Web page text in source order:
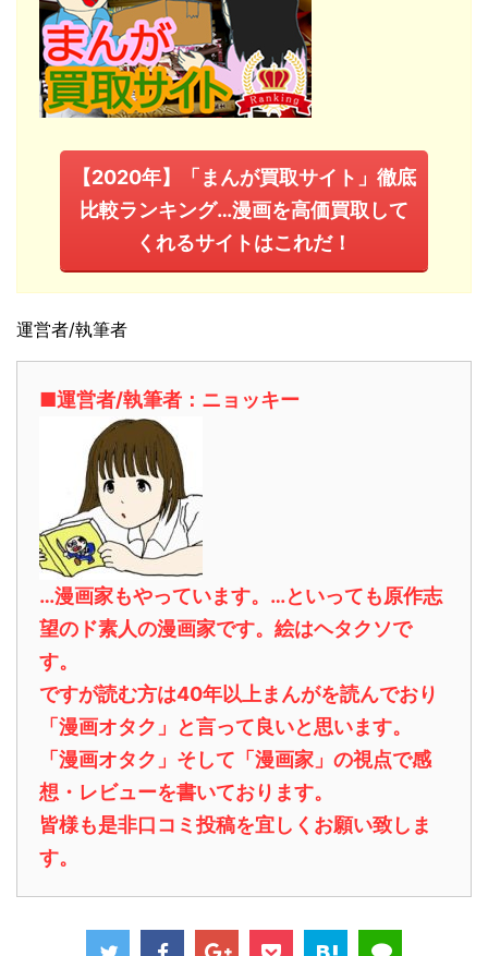
【2020年】「まんが買取サイト」徹底
比較ランキング…漫画を高価買取して
くれるサイトはこれだ！
運営者/執筆者
■運営者/執筆者：ニョッキー
…漫画家もやっています。…といっても原作志
望のド素人の漫画家です。絵はヘタクソで
す。
ですが読む方は40年以上まんがを読んでおり
「漫画オタク」と言って良いと思います。
「漫画オタク」そして「漫画家」の視点で感
想・レビューを書いております。
皆様も是非口コミ投稿を宜しくお願い致しま
す。